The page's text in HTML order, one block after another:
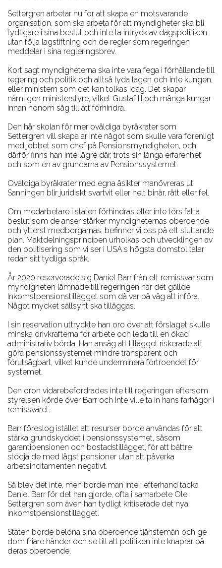
Settergren arbetar nu för att skapa en motsvarande
organisation, som ska arbeta för att myndigheter ska bli
tydligare i sina beslut och inte ta intryck av dagspolitiken
utan följa lagstiftning och de regler som regeringen
meddelar i sina regleringsbrev.
Kort sagt myndigheterna ska inte vara fega i förhållande till
regering och politik och alltså lyda lagen och inte kungen,
eller ministern som det kan tolkas idag. Det skapar
nämligen ministerstyre, vilket Gustaf III och många kungar
innan honom såg till att förhindra.
Den här skolan för mer oväldiga byråkrater som
Settergren vill skapa är inte något som skulle vara förenligt
med jobbet som chef på Pensionsmyndigheten, och
därför finns han inte lägre där, trots sin långa erfarenhet
och som en av grundarna av Pensionssystemet.
Oväldiga byråkrater med egna åsikter manövreras ut.
Sanningen blir juridiskt svartvit eller helt binär, rätt eller fel.
Om medarbetare i staten förhindras eller inte törs fatta
beslut som de anser stärker myndigheternas oberoende
och ytterst medborgarnas, befinner vi oss på ett sluttande
plan. Maktdelningsprincipen urholkas och utvecklingen av
den politisering som vi ser i USA:s högsta domstol talar
redan sitt tydliga språk.
År 2020 reserverade sig Daniel Barr från ett remissvar som
myndigheten lämnade till regeringen när det gällde
Inkomstpensionstillägget som då var på väg att införa.
Något mycket sällsynt ska tilläggas.
I sin reservation uttryckte han oro över att förslaget skulle
minska drivkrafterna för arbete och leda till en ökad
administrativ börda. Han ansåg att tillägget riskerade att
göra pensionssystemet mindre transparent och
förutsägbart, vilket kunde underminera förtroendet för
systemet.
Den oron vidarebefordrades inte till regeringen eftersom
styrelsen körde över Barr och inte ville ta in hans farhågor i
remissvaret.
Barr föreslog istället att resurser borde användas för att
stärka grundskyddet i pensionssystemet, såsom
garantipensionen och bostadstillägget, för att bättre
stödja de med lägst pensioner utan att påverka
arbetsincitamenten negativt.
Så blev det inte, men borde man inte i efterhand tacka
Daniel Barr för det han gjorde, ofta i samarbete Ole
Settergren som även han tydligt kritiserade det nya
inkomstpensionstillägget.
Staten borde belöna sina oberoende tjänstemän och ge
dom friare händer och se till att politiken inte knaprar på
deras oberoende.